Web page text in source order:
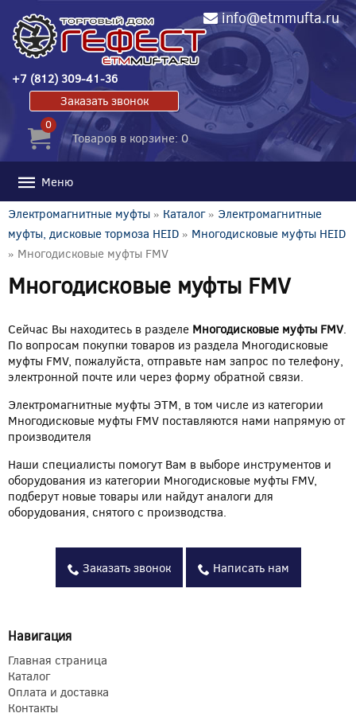
info@etmmufta.ru
+7 (812) 309-41-36
Заказать звонок
0
Товаров в корзине: 0
Меню
Электромагнитные муфты » Каталог» Электромагнитные
муфты, дисковые тормоза HEID » Многодисковые муфты HEID
» Многодисковые муфты FMV
Многодисковые муфты FMV
Сейчас Вы находитесь в разделе Многодисковые муфты FMV.
По вопросам покупки товаров из раздела Многодисковые
муфты FMV, пожалуйста, отправьте нам запрос по телефону,
электронной почте или через форму обратной связи.
Электромагнитные муфты ЭТМ, в том числе из категории
Многодисковые муфты FMV поставляются нами напрямую от
производителя
Наши специалисты помогут Вам в выборе инструментов и
оборудования из категории Многодисковые муфты FMV,
подберут новые товары или найдут аналоги для
оборудования, снятого с производства.
Заказать звонок Написать нам
Навигация
Главная страница
Каталог
Оплата и доставка
Контакты